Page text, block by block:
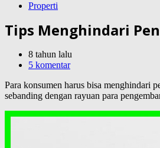
Properti
Tips Menghindari
8 tahun lalu
5 komentar
Para konsumen harus bisa menghindari
sebanding dengan rayuan para